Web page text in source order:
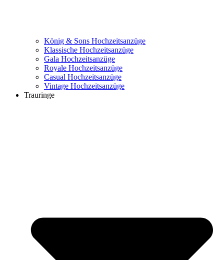
König & Sons Hochzeitsanzüge
Klassische Hochzeitsanzüge
Gala Hochzeitsanzüge
Royale Hochzeitsanzüge
Casual Hochzeitsanzüge
Vintage Hochzeitsanzüge
Trauringe